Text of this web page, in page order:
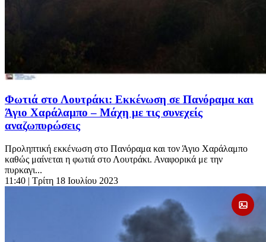
Φωτιά στο Λουτράκι: Εκκένωση σε Πανόραμα και
Άγιο Χαράλαμπο – Μάχη με τις συνεχείς
αναζωπυρώσεις
Προληπτική εκκένωση στο Πανόραμα και τον Άγιο Χαράλαμπο
καθώς μαίνεται η φωτιά στο Λουτράκι. Αναφορικά με την
πυρκαγι...
11:40 | Τρίτη 18 Ιουλίου 2023